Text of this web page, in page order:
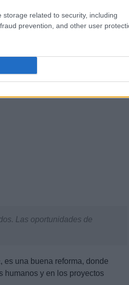
related to security, including
prevention, and other user
vaya, espera que los
ciencia como se está
Las oportunidades de
, es una buena reforma, donde
humanos y en los proyectos